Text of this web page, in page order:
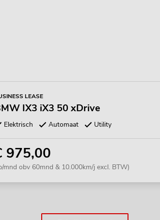
LEASE
IX3 iX3 50 xDrive
Elektrisch Automaat Utility
975,00
mnd obv 60mnd & 10.000km/j excl. BTW)